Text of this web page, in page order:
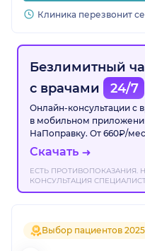
Клиника перезвонит
Безлимитный
с врачами
24/7
Онлайн-консультации с
в мобильном
НаПоправку. От 660₽/
Скачать
ЕСТЬ ПРОТИВОПОКАЗАНИЯ.
КОНСУЛЬТАЦИЯ
Выбор пациентов 2025